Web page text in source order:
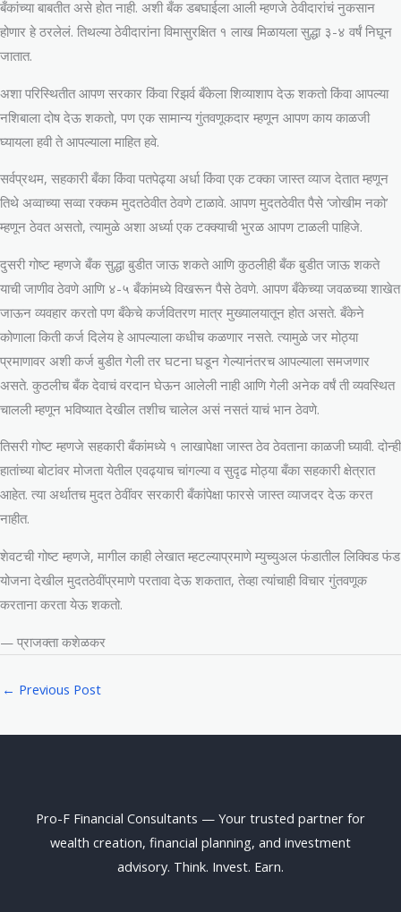
बँकांच्या बाबतीत असे होत नाही. अशी बँक डबघाईला आली म्हणजे ठेवीदारांचं नुकसान
होणार हे ठरलेलं. तिथल्या ठेवीदारांना विमासुरक्षित १ लाख मिळायला सुद्धा ३-४ वर्षं निघून
जातात.
अशा परिस्थितीत आपण सरकार किंवा रिझर्व बँकेला शिव्याशाप देऊ शकतो किंवा आपल्या
नशिबाला दोष देऊ शकतो, पण एक सामान्य गुंतवणूकदार म्हणून आपण काय काळजी
घ्यायला हवी ते आपल्याला माहित हवे.
सर्वप्रथम, सहकारी बँका किंवा पतपेढ्या अर्धा किंवा एक टक्का जास्त व्याज देतात म्हणून
तिथे अव्वाच्या सव्वा रक्कम मुदतठेवीत ठेवणे टाळावे. आपण मुदतठेवीत पैसे ‘जोखीम नको’
म्हणून ठेवत असतो, त्यामुळे अशा अर्ध्या एक टक्क्याची भुरळ आपण टाळली पाहिजे.
दुसरी गोष्ट म्हणजे बँक सुद्धा बुडीत जाऊ शकते आणि कुठलीही बँक बुडीत जाऊ शकते
याची जाणीव ठेवणे आणि ४-५ बँकांमध्ये विखरून पैसे ठेवणे. आपण बँकेच्या जवळच्या शाखेत
जाऊन व्यवहार करतो पण बँकेचे कर्जवितरण मात्र मुख्यालयातून होत असते. बँकेने
कोणाला किती कर्ज दिलेय हे आपल्याला कधीच कळणार नसते. त्यामुळे जर मोठ्या
प्रमाणावर अशी कर्ज बुडीत गेली तर घटना घडून गेल्यानंतरच आपल्याला समजणार
असते. कुठलीच बँक देवाचं वरदान घेऊन आलेली नाही आणि गेली अनेक वर्षं ती व्यवस्थित
चालली म्हणून भविष्यात देखील तशीच चालेल असं नसतं याचं भान ठेवणे.
तिसरी गोष्ट म्हणजे सहकारी बँकांमध्ये १ लाखापेक्षा जास्त ठेव ठेवताना काळजी घ्यावी. दोन्ही
हातांच्या बोटांवर मोजता येतील एवढ्याच चांगल्या व सुदृढ मोठ्या बँका सहकारी क्षेत्रात
आहेत. त्या अर्थातच मुदत ठेवींवर सरकारी बँकांपेक्षा फारसे जास्त व्याजदर देऊ करत
नाहीत.
शेवटची गोष्ट म्हणजे, मागील काही लेखात म्हटल्याप्रमाणे म्युच्युअल फंडातील लिक्विड फंड
योजना देखील मुदतठेवींप्रमाणे परतावा देऊ शकतात, तेव्हा त्यांचाही विचार गुंतवणूक
करताना करता येऊ शकतो.
— प्राजक्ता कशेळकर
← Previous Post
Pro-F Financial Consultants — Your trusted partner for
wealth creation, financial planning, and investment
advisory. Think. Invest. Earn.